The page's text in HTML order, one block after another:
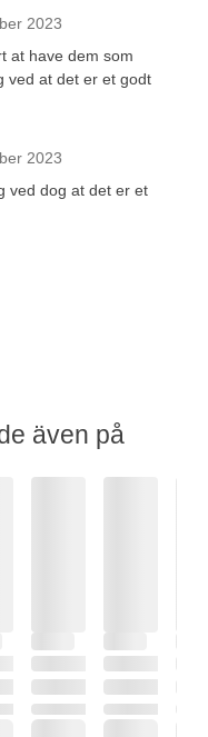
2023
at have dem som
ved at det er et godt
2023
ved dog at det er et
även på